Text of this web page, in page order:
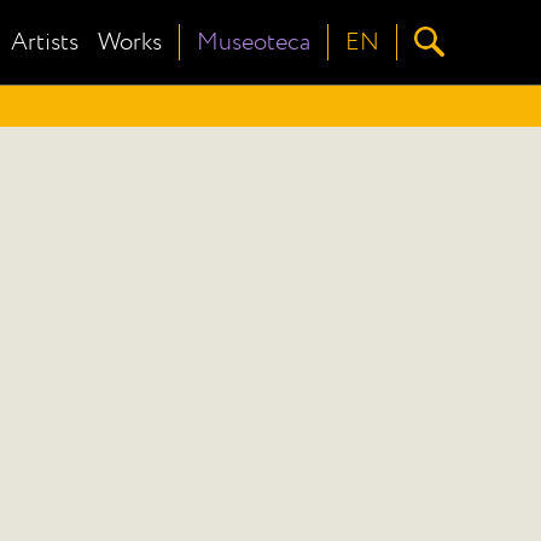
Artists Works Museoteca EN